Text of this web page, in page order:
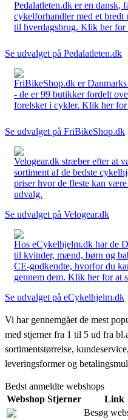
Pedalatleten.dk er en dansk,
cykelforhandler med et
til hverdagsbrug. Klik her for
Se udvalget på Pedalatleten.dk
FriBikeShop.dk er
- de er 99 butikker fordelt
forelsket i cykler. Klik her for
Se udvalget på FriBikeShop.dk
Velogear.dk stræber efter at
sortiment af de bedste
priser hvor de fleste kan
udvalg.
Se udvalget på Velogear.dk
Hos eCykelhjelm.dk har de
til kvinder, mænd, børn og
CE-godkendte, hvorfor du
gennem dem. Klik her for at
Se udvalget på eCykelhjelm.dk
Vi har gennemgået de mest
med stjerner fra 1 til 5 ud fra
sortimentstørrelse,
leveringsformer og
Bedst anmeldte webshops
Webshop Stjerner
Link
Besøg